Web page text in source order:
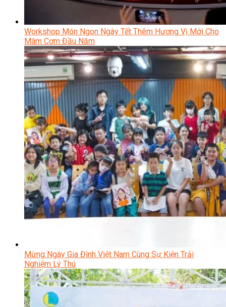
Workshop Món Ngon Ngày Tết Thêm Hương Vị Mới Cho
Mâm Cơm Đầu Năm
Mừng Ngày Gia Đình Việt Nam Cùng Sự Kiện Trải
Nghiệm Lý Thú